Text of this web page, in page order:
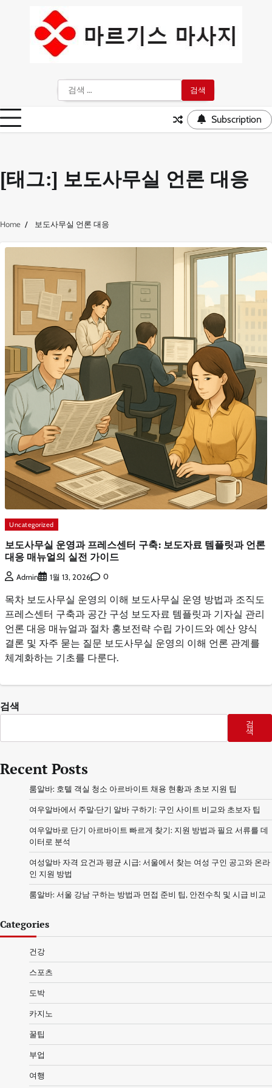
색:
Subscription
[태그:] 보도사무실 언론 대응
Home 보도사무실 언론 대응
Uncategorized
보도사무실 운영과 프레스센터 구축: 보도자료 템플릿과 언론
대응 매뉴얼의 실전 가이드
Admin 1월 13, 2026 0
목차 보도사무실 운영의 이해 보도사무실 운영 방법과 조직도
프레스센터 구축과 공간 구성 보도자료 템플릿과 기자실 관리
언론 대응 매뉴얼과 절차 홍보전략 수립 가이드와 예산 양식
결론 및 자주 묻는 질문 보도사무실 운영의 이해 언론 관계를
체계화하는 기초를 다룬다.
검색
검
색
Recent Posts
룸알바: 호텔 객실 청소 아르바이트 채용 현황과 초보 지원 팁
여우알바에서 주말·단기 알바 구하기: 구인 사이트 비교와 초보자 팁
여우알바로 단기 아르바이트 빠르게 찾기: 지원 방법과 필요 서류를 데
이터로 분석
여성알바 자격 요건과 평균 시급: 서울에서 찾는 여성 구인 공고와 온라
인 지원 방법
룸알바: 서울 강남 구하는 방법과 면접 준비 팁, 안전수칙 및 시급 비교
Categories
건강
스포츠
도박
카지노
꿀팁
부업
여행